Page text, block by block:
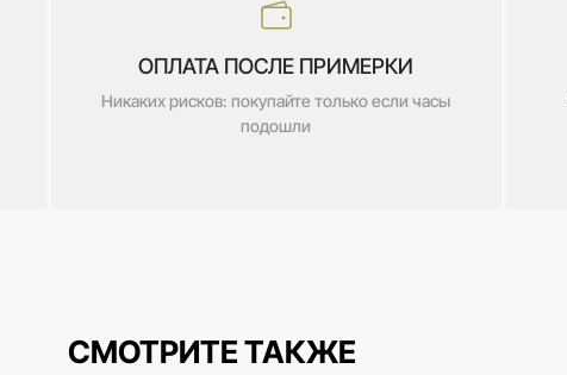
ОПЛАТА ПОСЛЕ ПРИМЕРКИ
Никаких рисков: покупайте только если часы
подошли
СМОТРИТЕ ТАКЖЕ